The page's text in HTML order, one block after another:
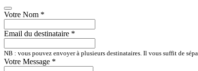
Votre Nom *
Email du destinataire *
NB : vous pouvez envoyer à plusieurs destinataires. Il vous suffit de
Votre Message *